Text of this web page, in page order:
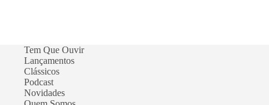
agosto
de
2025
Tem Que Ouvir
Lançamentos
Clássicos
Podcast
Novidades